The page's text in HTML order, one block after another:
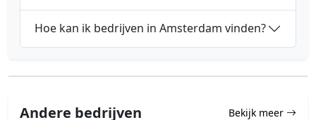
Hoe kan ik bedrijven in Amsterdam vinden?
Andere bedrijven Bekijk meer